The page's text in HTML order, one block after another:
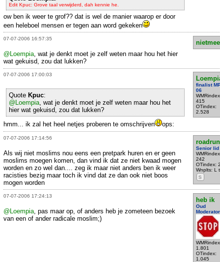
Edit Kpuc: Grove taal verwijderd, dah kennie he.
ow ben ik weer te grof?? dat is wel de manier waarop er door
een heleboel mensen er tegen aan word gekeken
07-07-2006 16:57:35
@Loempia , wat je denkt moet je zelf weten maar hou het hier
wat gekuisd, zou dat lukken?
07-07-2006 17:00:03
finalist
06
415
OTindex:
2.528
Quote Kpuc:
@Loempia, wat je denkt moet je zelf weten maar hou het
hier wat gekuisd, zou dat lukken?
hmm... ik zal het heel netjes proberen te omschrijven
ops:
07-07-2006 17:14:56
Senior lid
242
OTindex:
Wnplts: L
S
Als wij niet moslims nou eens een pretpark huren en er geen
moslims moegen komen, dan vind ik dat ze niet kwaad mogen
worden en zo wel dan.... zeg ik maar niet anders ben ik weer
racisties bezig maar toch ik vind dat ze dan ook niet boos
mogen worden
07-07-2006 17:24:13
heb ik
Oud
Moderator
1.801
OTindex:
1.045
@Loempia , pas maar op, of anders heb je zometeen bezoek
van een of ander radicale moslim;)